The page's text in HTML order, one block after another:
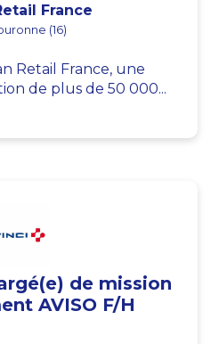
France
(16)
Retail France, une
de plus de 50 000...
de mission
AVISO F/H